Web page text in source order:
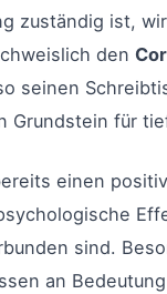
zuständig ist,
den
seinen
Grundstein für
einen
sind.
an